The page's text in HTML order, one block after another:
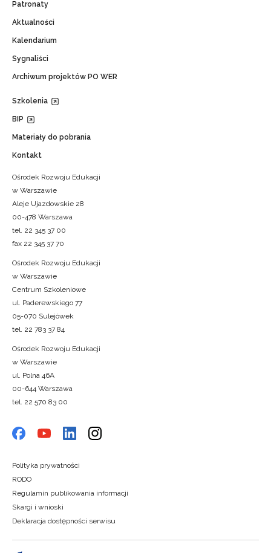
Patronaty
Aktualności
Kalendarium
Sygnaliści
Archiwum projektów PO WER
Szkolenia
BIP
Materiały do pobrania
Kontakt
Ośrodek Rozwoju Edukacji
w Warszawie
Aleje Ujazdowskie 28
00-478 Warszawa
tel. 22 345 37 00
fax 22 345 37 70
Ośrodek Rozwoju Edukacji
w Warszawie
Centrum Szkoleniowe
ul. Paderewskiego 77
05-070 Sulejówek
tel. 22 783 37 84
Ośrodek Rozwoju Edukacji
w Warszawie
ul. Polna 46A
00-644 Warszawa
tel. 22 570 83 00
Polityka prywatności
RODO
Regulamin publikowania informacji
Skargi i wnioski
Deklaracja dostępności serwisu